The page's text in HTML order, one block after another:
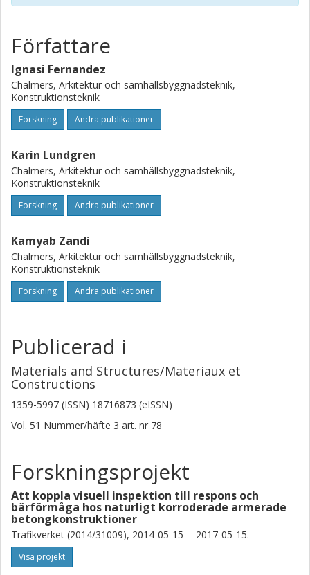
Författare
Ignasi Fernandez
Chalmers, Arkitektur och samhällsbyggnadsteknik,
Konstruktionsteknik
Forskning Andra publikationer
Karin Lundgren
Chalmers, Arkitektur och samhällsbyggnadsteknik,
Konstruktionsteknik
Forskning Andra publikationer
Kamyab Zandi
Chalmers, Arkitektur och samhällsbyggnadsteknik,
Konstruktionsteknik
Forskning Andra publikationer
Publicerad i
Materials and Structures/Materiaux et
Constructions
1359-5997 (ISSN) 18716873 (eISSN)
Vol. 51 Nummer/häfte 3 art. nr 78
Forskningsprojekt
Att koppla visuell inspektion till respons och
bärförmåga hos naturligt korroderade armerade
betongkonstruktioner
Trafikverket (2014/31009), 2014-05-15 -- 2017-05-15.
Visa projekt